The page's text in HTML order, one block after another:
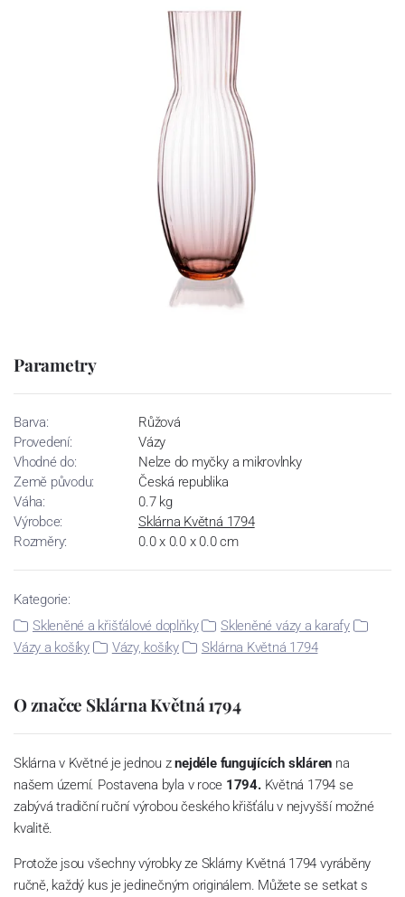
Parametry
Barva:
Růžová
Provedení:
Vázy
Vhodné do:
Nelze do myčky a mikrovlnky
Země původu:
Česká republika
Váha:
0.7 kg
Výrobce:
Sklárna Květná 1794
Rozměry:
0.0 x 0.0 x 0.0 cm
Kategorie:
Skleněné a křišťálové doplňky
Skleněné vázy a karafy
Vázy a košíky
Vázy, košíky Sklárna Květná 1794
O značce Sklárna Květná 1794
Sklárna v Květné je jednou znejdéle fungujících skláren na
našem území. Postavena byla v roce 1794.Květná 1794 se
zabývá tradiční ruční výrobou českého křišťálu v nejvyšší možné
kvalitě.
Protože jsou všechny výrobky ze Sklárny Květná 1794 vyráběny
ručně, každý kus je jedinečným originálem. Můžete se setkat s